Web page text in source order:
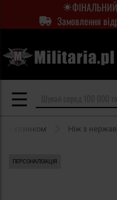
Замовлення
клинком Ніж з
ПЕРСОНАЛІЗАЦІЯ